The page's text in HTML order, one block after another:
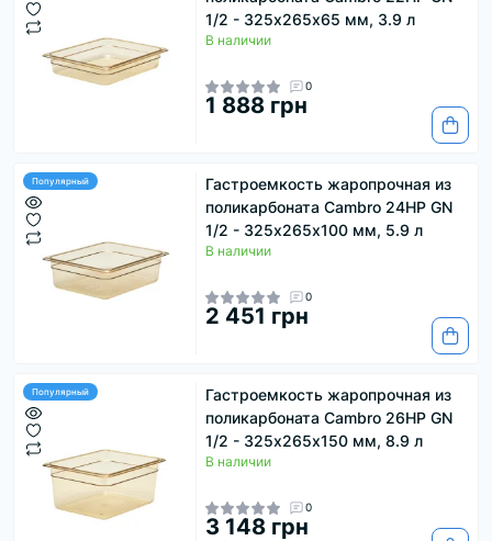
1/2 - 325х265х65 мм, 3.9 л
В наличии
0
1 888 грн
Популярный
Гастроемкость жаропрочная из
поликарбоната Cambro 24HP GN
1/2 - 325х265х100 мм, 5.9 л
В наличии
0
2 451 грн
Популярный
Гастроемкость жаропрочная из
поликарбоната Cambro 26HP GN
1/2 - 325х265х150 мм, 8.9 л
В наличии
0
3 148 грн